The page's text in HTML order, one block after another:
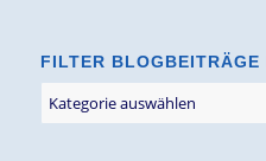
FILTER BLOGBEITRÄGE
Blogbeiträge